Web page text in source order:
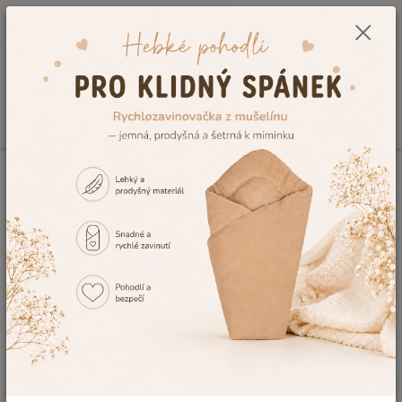
0,00 Kč
Kojenecké potřeby
Potřeby k péči o miminko, dětské
nůžky na nehty i nosní odsávačky
hlenů
Do kategorie Pěče o dítě jsme zařadili další nepostradatelné
pomůcky, které ve Vaší výbavičce nesmí chybět. Kvalitnínosní
odsávačky
hlenů, dětské nůžky na nehty nebo kompletnídětská
manikúra, ale také dětské hřebínky a kartáčky na vlasy, dětské